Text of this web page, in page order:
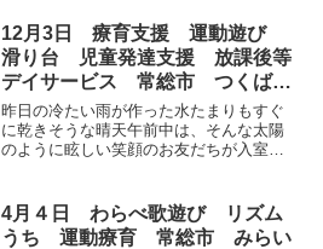
最後の運動ということでみんな気合が入
っていま...
12月3日 療育支援 運動遊び
滑り台 児童発達支援 放課後等
デイサービス 常総市 つくばみ
らい市
昨日の冷たい雨が作った水たまりもすぐ
に乾きそうな晴天午前中は、そんな太陽
のように眩しい笑顔のお友だちが入室で
からスタート！元気に走り回ります！！
サーキッ...
4月４日 わらべ歌遊び リズム
うち 運動療育 常総市 みらい